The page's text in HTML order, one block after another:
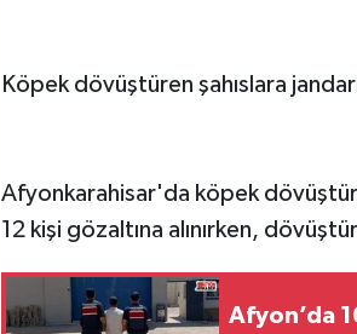
Köpek dövüştüren şahıslara
Afyonkarahisar'da köpek
12 kişi gözaltına alınırken,
Afyon’da